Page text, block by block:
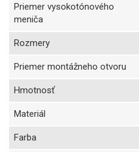
Priemer vysokotónového
meniča
Rozmery
Priemer montážneho otvoru
Hmotnosť
Materiál
Farba